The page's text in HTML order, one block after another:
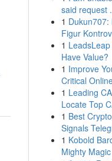
said request
1 Dukun707:
Figur
1
Have Value?
1 Improve
Critical
1 Leading
Locate Top
1 Best
Signals
1 Kobold
Mighty Magic